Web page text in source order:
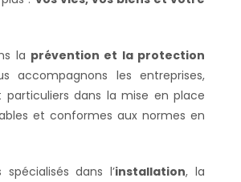
la prévention et la protection
accompagnons les entreprises,
particuliers dans la mise en place
et conformes aux normes en
spécialisés dans l’installation, la